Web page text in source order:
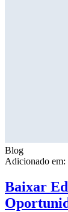
Blog
Adicionado em:
Baixar